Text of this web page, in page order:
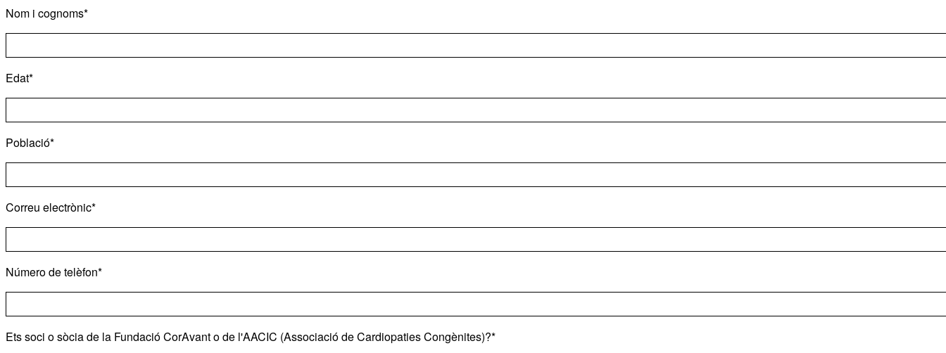
Nom i cognoms*
Edat*
Població*
Correu electrònic*
Número de telèfon*
Ets soci o sòcia de la Fundació CorAvant o de l'AACIC (Associació de Cardiopaties Congènites)?*